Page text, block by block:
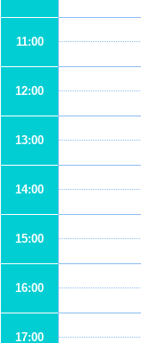
11:00
12:00
13:00
14:00
15:00
16:00
17:00